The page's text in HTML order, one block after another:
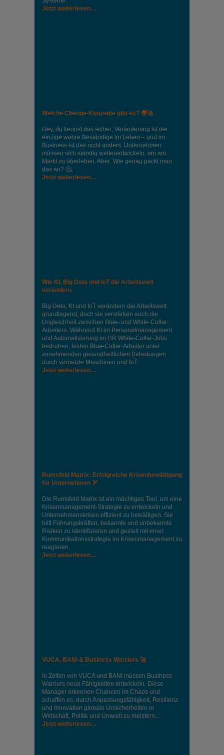
Jetzt weiterlesen…
Welche Change-Konzepte gibt es? 🌍🚀
Hey, du kennst das sicher: Veränderung ist der
einzige wahre Beständige im Leben – und im
Business ist das nicht anders. Unternehmen
müssen sich ständig weiterentwickeln, um am
Markt zu überleben. Aber: Wie genau packt man
das an? 🤔.
Jetzt weiterlesen…
Wie KI, Big Data und IoT die Arbeitswelt
verändern
Big Data, KI und IoT verändern die Arbeitswelt
grundlegend, doch sie verstärken auch die
Ungleichheit zwischen Blue- und White-Collar-
Arbeitern. Während KI im Personalmanagement
und Automatisierung im HR White-Collar-Jobs
bedrohen, leiden Blue-Collar-Arbeiter unter
zunehmenden gesundheitlichen Belastungen
durch vernetzte Maschinen und IoT.
Jetzt weiterlesen…
Rumsfeld Matrix: Erfolgreiche Krisenbewältigung
für Unternehmen 🏹
Die Rumsfeld Matrix ist ein mächtiges Tool, um eine
Krisenmanagement-Strategie zu entwickeln und
Unternehmenskrisen effizient zu bewältigen. Sie
hilft Führungskräften, bekannte und unbekannte
Risiken zu identifizieren und gezielt mit einer
Kommunikationsstrategie im Krisenmanagement zu
reagieren.
Jetzt weiterlesen…
VUCA, BANI & Business Warriors 🚀
In Zeiten von VUCA und BANI müssen Business
Warriors neue Fähigkeiten entwickeln. Diese
Manager erkennen Chancen im Chaos und
schaffen es, durch Anpassungsfähigkeit, Resilienz
und Innovation globale Unsicherheiten in
Wirtschaft, Politik und Umwelt zu meistern…
Jetzt weiterlesen…